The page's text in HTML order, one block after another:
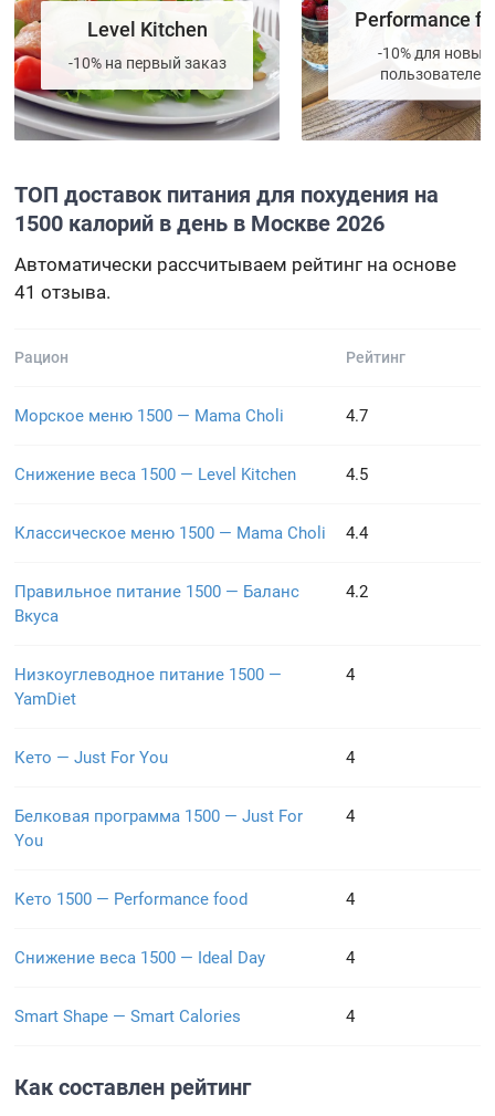
Level Kitchen
-10% на первый заказ
Performance
-10% для новых
пользователей
ТОП доставок питания для похудения на
1500 калорий в день в Москве 2026
Автоматически рассчитываем рейтинг на основе
41 отзыва.
Рацион Рейтинг
Морское меню 1500 — Mama Choli 4.7
Снижение веса 1500 — Level Kitchen 4.5
Классическое меню 1500 — Mama Choli 4.4
Правильное питание 1500 — Баланс
Вкуса
4.2
Низкоуглеводное питание 1500 —
YamDiet
4
Кето — Just For You 4
Белковая программа 1500 — Just For
You
4
Кето 1500 — Performance food 4
Снижение веса 1500 — Ideal Day 4
Smart Shape — Smart Calories 4
Как составлен рейтинг